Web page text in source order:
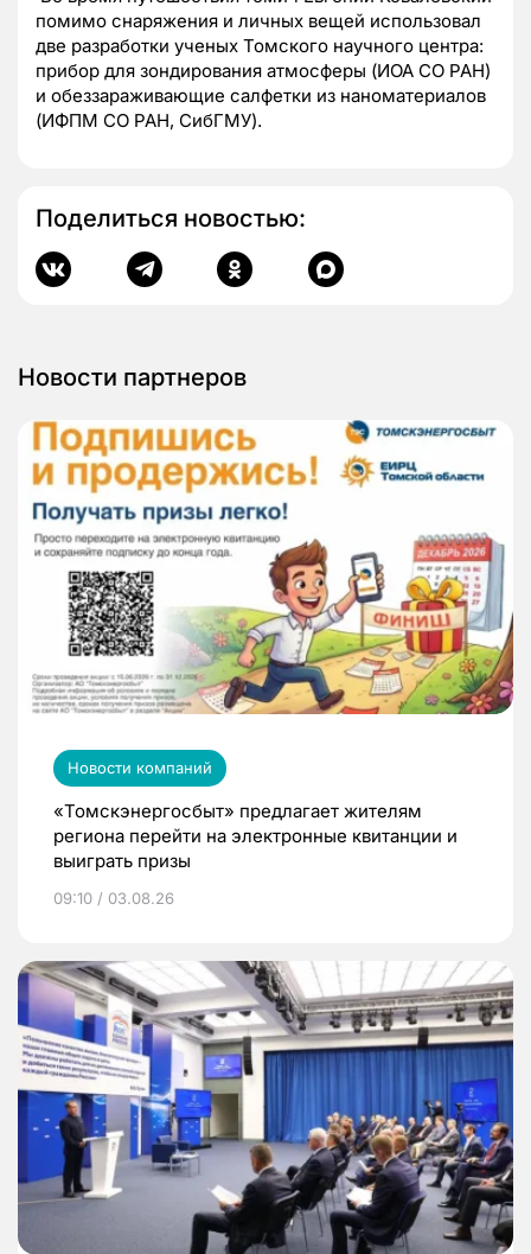
помимо снаряжения и личных вещей использовал
две разработки ученых Томского научного центра:
прибор для зондирования атмосферы (ИОА СО РАН)
и обеззараживающие салфетки из наноматериалов
(ИФПМ СО РАН, СибГМУ).
Поделиться новостью:
Новости партнеров
Новости компаний
«Томскэнергосбыт» предлагает жителям
региона перейти на электронные квитанции и
выиграть призы
09:10 / 03.08.26